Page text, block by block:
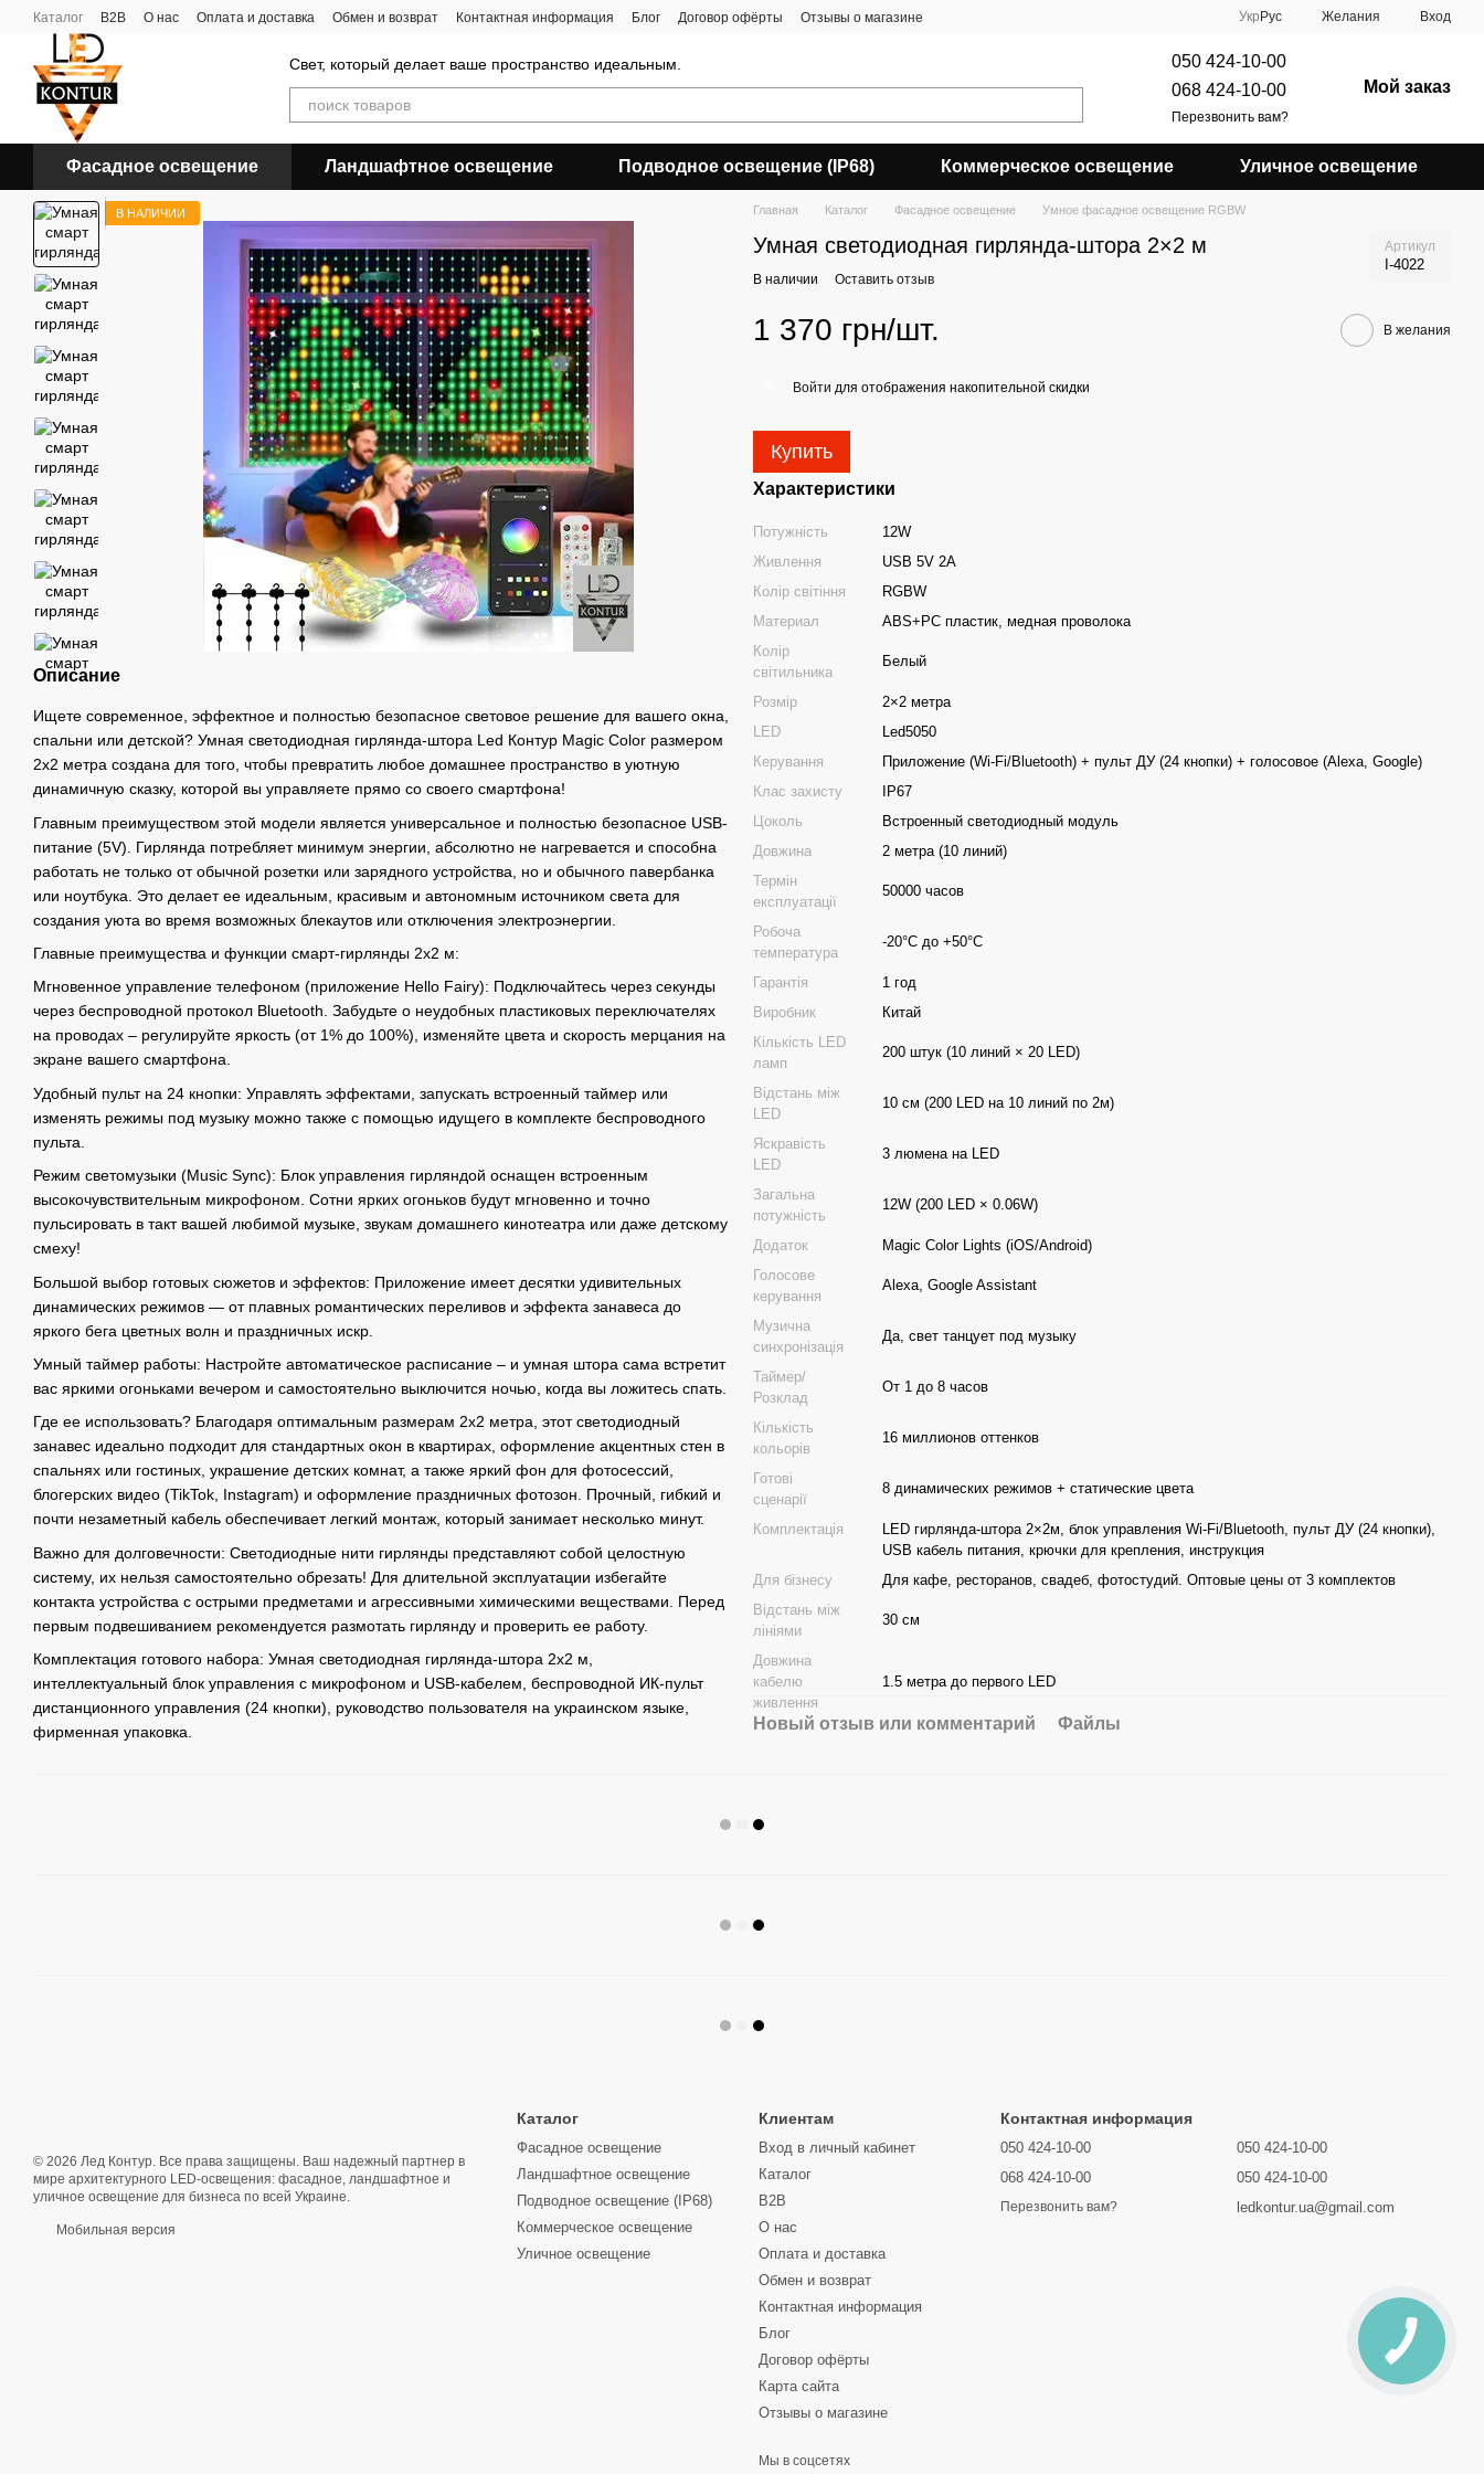
Перейти к основному контенту
Каталог B2B О нас Оплата и доставка Обмен и возврат Контактная информация Блог Договор офёрты Отзывы о магазине Укр Рус Желания Вход
Свет, который делает ваше пространство идеальным.
050 424-10-00
068 424-10-00
Перезвонить вам?
Мой заказ
Фасадное освещение Ландшафтное освещение Подводное освещение (IP68) Коммерческое освещение Уличное освещение
В НАЛИЧИИ
Описание
Ищете современное, эффектное и полностью безопасное световое решение для вашего окна,
спальни или детской? Умная светодиодная гирлянда-штора Led Контур Magic Color размером
2х2 метра создана для того, чтобы превратить любое домашнее пространство в уютную
динамичную сказку, которой вы управляете прямо со своего смартфона!
Главным преимуществом этой модели является универсальное и полностью безопасное USB-
питание (5V). Гирлянда потребляет минимум энергии, абсолютно не нагревается и способна
работать не только от обычной розетки или зарядного устройства, но и обычного павербанка
или ноутбука. Это делает ее идеальным, красивым и автономным источником света для
создания уюта во время возможных блекаутов или отключения электроэнергии.
Главные преимущества и функции смарт-гирлянды 2х2 м:
Мгновенное управление телефоном (приложение Hello Fairy): Подключайтесь через секунды
через беспроводной протокол Bluetooth. Забудьте о неудобных пластиковых переключателях
на проводах – регулируйте яркость (от 1% до 100%), изменяйте цвета и скорость мерцания на
экране вашего смартфона.
Удобный пульт на 24 кнопки: Управлять эффектами, запускать встроенный таймер или
изменять режимы под музыку можно также с помощью идущего в комплекте беспроводного
пульта.
Режим светомузыки (Music Sync): Блок управления гирляндой оснащен встроенным
высокочувствительным микрофоном. Сотни ярких огоньков будут мгновенно и точно
пульсировать в такт вашей любимой музыке, звукам домашнего кинотеатра или даже детскому
смеху!
Большой выбор готовых сюжетов и эффектов: Приложение имеет десятки удивительных
динамических режимов — от плавных романтических переливов и эффекта занавеса до
яркого бега цветных волн и праздничных искр.
Умный таймер работы: Настройте автоматическое расписание – и умная штора сама встретит
вас яркими огоньками вечером и самостоятельно выключится ночью, когда вы ложитесь спать.
Где ее использовать? Благодаря оптимальным размерам 2х2 метра, этот светодиодный
занавес идеально подходит для стандартных окон в квартирах, оформление акцентных стен в
спальнях или гостиных, украшение детских комнат, а также яркий фон для фотосессий,
блогерских видео (TikTok, Instagram) и оформление праздничных фотозон. Прочный, гибкий и
почти незаметный кабель обеспечивает легкий монтаж, который занимает несколько минут.
Важно для долговечности: Светодиодные нити гирлянды представляют собой целостную
систему, их нельзя самостоятельно обрезать! Для длительной эксплуатации избегайте
контакта устройства с острыми предметами и агрессивными химическими веществами. Перед
первым подвешиванием рекомендуется размотать гирлянду и проверить ее работу.
Комплектация готового набора: Умная светодиодная гирлянда-штора 2х2 м,
интеллектуальный блок управления с микрофоном и USB-кабелем, беспроводной ИК-пульт
дистанционного управления (24 кнопки), руководство пользователя на украинском языке,
фирменная упаковка.
Главная Каталог Фасадное освещение Умное фасадное освещение RGBW
Умная светодиодная гирлянда-штора 2×2 м Артикул
I-4022
В наличии Оставить отзыв
1 370 грн/шт. В желания
Войти для отображения накопительной скидки
Купить
Характеристики
Потужність
12W
Живлення
USB 5V 2A
Колір світіння
RGBW
Материал
ABS+PC пластик, медная проволока
Колір
світильника
Белый
Розмір
2×2 метра
LED
Led5050
Керування
Приложение (Wi-Fi/Bluetooth) + пульт ДУ (24 кнопки) + голосовое (Alexa, Google)
Клас захисту
IP67
Цоколь
Встроенный светодиодный модуль
Довжина
2 метра (10 линий)
Термін
експлуатації
50000 часов
Робоча
температура
-20°C до +50°C
Гарантія
1 год
Виробник
Китай
Кількість LED
ламп
200 штук (10 линий × 20 LED)
Відстань між
LED
10 см (200 LED на 10 линий по 2м)
Яскравість
LED
3 люмена на LED
Загальна
потужність
12W (200 LED × 0.06W)
Додаток
Magic Color Lights (iOS/Android)
Голосове
керування
Alexa, Google Assistant
Музична
синхронізація
Да, свет танцует под музыку
Таймер/
Розклад
От 1 до 8 часов
Кількість
кольорів
16 миллионов оттенков
Готові
сценарії
8 динамических режимов + статические цвета
Комплектація
LED гирлянда-штора 2×2м, блок управления Wi-Fi/Bluetooth, пульт ДУ (24 кнопки),
USB кабель питания, крючки для крепления, инструкция
Для бізнесу
Для кафе, ресторанов, свадеб, фотостудий. Оптовые цены от 3 комплектов
Відстань між
лініями
30 см
Довжина
кабелю
живлення
1.5 метра до первого LED
Новый отзыв или комментарий Файлы
© 2026 Лед Контур. Все права защищены. Ваш надежный партнер в
мире архитектурного LED-освещения: фасадное, ландшафтное и
уличное освещение для бизнеса по всей Украине.
Мобильная версия
Каталог
Фасадное освещение
Ландшафтное освещение
Подводное освещение (IP68)
Коммерческое освещение
Уличное освещение
Клиентам
Вход в личный кабинет
Каталог
B2B
О нас
Оплата и доставка
Обмен и возврат
Контактная информация
Блог
Договор офёрты
Карта сайта
Отзывы о магазине
Мы в соцсетях
Контактная информация
050 424-10-00
068 424-10-00
Перезвонить вам?
050 424-10-00
050 424-10-00
ledkontur.ua@gmail.com